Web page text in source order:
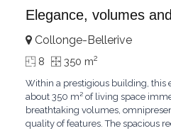
Elegance, volumes
Collonge-Bellerive
8 350 m2
Within a prestigious building, this
about 350 m² of living space
breathtaking volumes,
quality of features. The spacious